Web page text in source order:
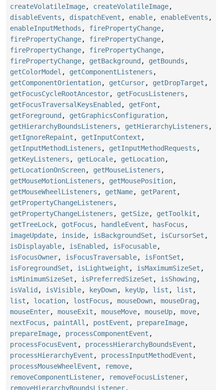
createVolatileImage, createVolatileImage,
disableEvents , dispatchEvent , enable, enableEvents ,
enableInputMethods , firePropertyChange,
firePropertyChange, firePropertyChange,
firePropertyChange, firePropertyChange,
firePropertyChange, getBackground , getBounds ,
getColorModel , getComponentListeners ,
getComponentOrientation, getCursor, getDropTarget ,
getFocusCycleRootAncestor, getFocusListeners ,
getFocusTraversalKeysEnabled , getFont ,
getForeground , getGraphicsConfiguration,
getHierarchyBoundsListeners , getHierarchyListeners ,
getIgnoreRepaint , getInputContext ,
getInputMethodListeners , getInputMethodRequests ,
getKeyListeners , getLocale, getLocation,
getLocationOnScreen, getMouseListeners ,
getMouseMotionListeners , getMousePosition,
getMouseWheelListeners , getName, getParent ,
getPropertyChangeListeners ,
getPropertyChangeListeners , getSize, getToolkit ,
getTreeLock, gotFocus , handleEvent , hasFocus ,
imageUpdate, inside, isBackgroundSet , isCursorSet ,
isDisplayable, isEnabled , isFocusable,
isFocusOwner, isFocusTraversable, isFontSet ,
isForegroundSet , isLightweight , isMaximumSizeSet ,
isMinimumSizeSet , isPreferredSizeSet , isShowing ,
isValid , isVisible, keyDown, keyUp, list , list ,
list , location, lostFocus , mouseDown, mouseDrag ,
mouseEnter, mouseExit , mouseMove, mouseUp, move,
nextFocus , paintAll , postEvent , prepareImage,
prepareImage, processComponentEvent ,
processFocusEvent , processHierarchyBoundsEvent ,
processHierarchyEvent , processInputMethodEvent ,
processMouseWheelEvent , remove,
removeComponentListener, removeFocusListener,
removeHierarchyBoundsListener,